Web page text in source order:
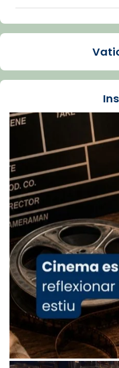
Arquebisbat
La Carmina va
dos mesos, a
Recupera
tican News 👇
07/carmina-
espana-testimoni...
Foto
View on Facebook · Share
Arquebisbat
2 weeks ago
«Avui les santes
ajuden a alçar la
Mons. Sergi
presidit aquest 27
Santes de Mataró.